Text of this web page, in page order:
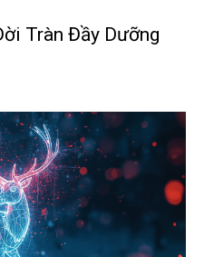
Tràn Đầy Dưỡng